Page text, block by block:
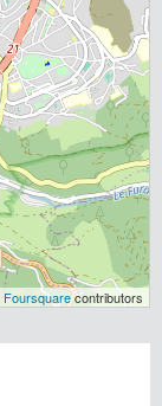
Foursquarecontributors